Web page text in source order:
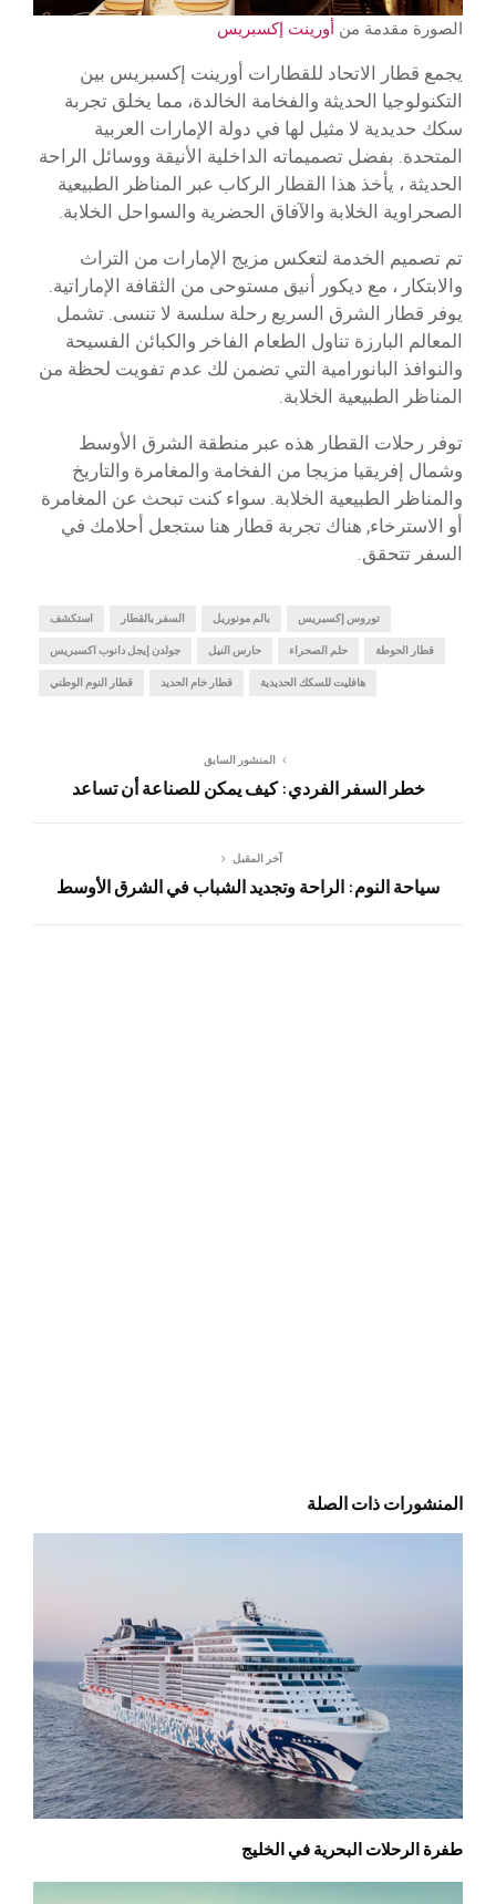
الصورة مقدمة من أورينت إكسبريس
يجمع قطار الاتحاد للقطارات أورينت إكسبريس بين
التكنولوجيا الحديثة والفخامة الخالدة، مما يخلق تجربة
سكك حديدية لا مثيل لها في دولة الإمارات العربية
المتحدة. بفضل تصميماته الداخلية الأنيقة ووسائل الراحة
الحديثة ، يأخذ هذا القطار الركاب عبر المناظر الطبيعية
الصحراوية الخلابة والآفاق الحضرية والسواحل الخلابة.
تم تصميم الخدمة لتعكس مزيج الإمارات من التراث
والابتكار ، مع ديكور أنيق مستوحى من الثقافة الإماراتية.
يوفر قطار الشرق السريع رحلة سلسة لا تنسى. تشمل
المعالم البارزة تناول الطعام الفاخر والكبائن الفسيحة
والنوافذ البانورامية التي تضمن لك عدم تفويت لحظة من
المناظر الطبيعية الخلابة.
توفر رحلات القطار هذه عبر منطقة الشرق الأوسط
وشمال إفريقيا مزيجا من الفخامة والمغامرة والتاريخ
والمناظر الطبيعية الخلابة. سواء كنت تبحث عن المغامرة
أو الاسترخاء, هناك تجربة قطار هنا ستجعل أحلامك في
السفر تتحقق.
استكشف السفر بالقطار بالم مونوريل توروس إكسبريس
جولدن إيجل دانوب اكسبريس حارس النيل حلم الصحراء قطار الحوطة
قطار النوم الوطني قطار خام الحديد هافليت للسكك الحديدية
المنشور السابق
خطر السفر الفردي: كيف يمكن للصناعة أن تساعد
آخر المقبل
سياحة النوم: الراحة وتجديد الشباب في الشرق الأوسط
المنشورات ذات الصلة
طفرة الرحلات البحرية في الخليج